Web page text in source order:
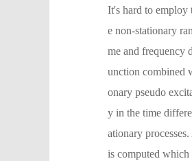
It's hard to employ
e non-stationary
me and frequency
unction combined
onary pseudo
y in the time
ationary
is computed